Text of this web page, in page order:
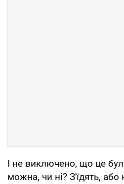
І не виключено, що це
можна, чи ні? З'їдять, або